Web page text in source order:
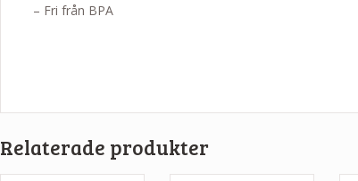
– Fri från BPA
Relaterade produkter